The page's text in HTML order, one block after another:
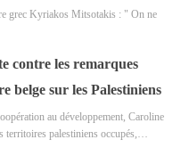
grec Kyriakos Mitsotakis : " On ne
contre les remarques
belge sur les Palestiniens
au développement, Caroline
territoires palestiniens occupés,…